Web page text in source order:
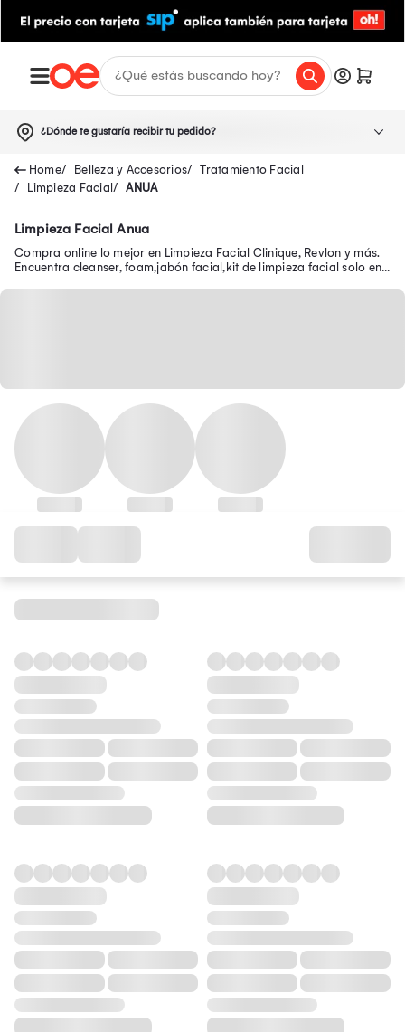
¿Dónde te gustaría recibir tu pedido?
Belleza y Accesorios
Tratamiento Facial
Limpieza Facial
ANUA
Limpieza Facial Anua
Compra online lo mejor en Limpieza Facial Clinique, Revlon y más.
Encuentra cleanser, foam,jabón facial,kit de limpieza facial solo en